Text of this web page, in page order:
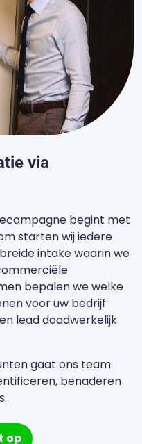
via
begint met
starten wij iedere
intake waarin we
bepalen we welke
voor uw bedrijf
lead daadwerkelijk
gaat ons team
benaderen
op